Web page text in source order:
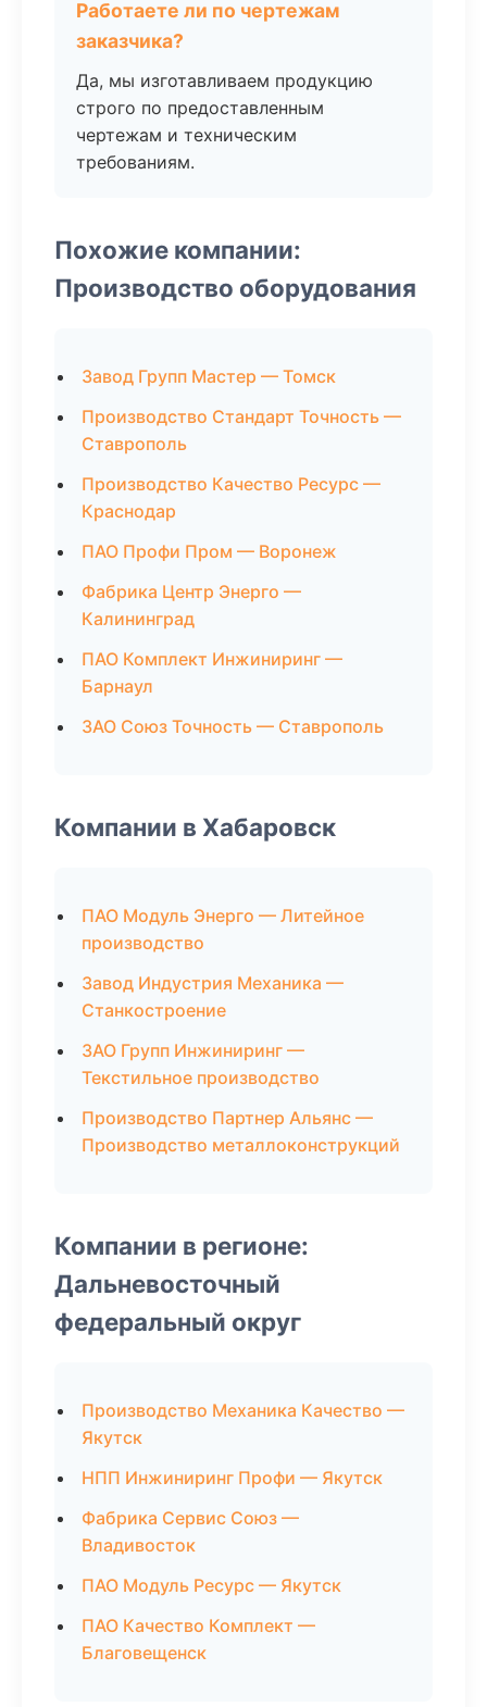
Работаете ли по чертежам
заказчика?
Да, мы изготавливаем продукцию
строго по предоставленным
чертежам и техническим
требованиям.
Похожие компании:
Производство оборудования
Завод Групп Мастер — Томск
Производство Стандарт Точность —
Ставрополь
Производство Качество Ресурс —
Краснодар
ПАО Профи Пром — Воронеж
Фабрика Центр Энерго —
Калининград
ПАО Комплект Инжиниринг —
Барнаул
ЗАО Союз Точность — Ставрополь
Компании в Хабаровск
ПАО Модуль Энерго — Литейное
производство
Завод Индустрия Механика —
Станкостроение
ЗАО Групп Инжиниринг —
Текстильное производство
Производство Партнер Альянс —
Производство металлоконструкций
Компании в регионе:
Дальневосточный
федеральный округ
Производство Механика Качество —
Якутск
НПП Инжиниринг Профи — Якутск
Фабрика Сервис Союз —
Владивосток
ПАО Модуль Ресурс — Якутск
ПАО Качество Комплект —
Благовещенск